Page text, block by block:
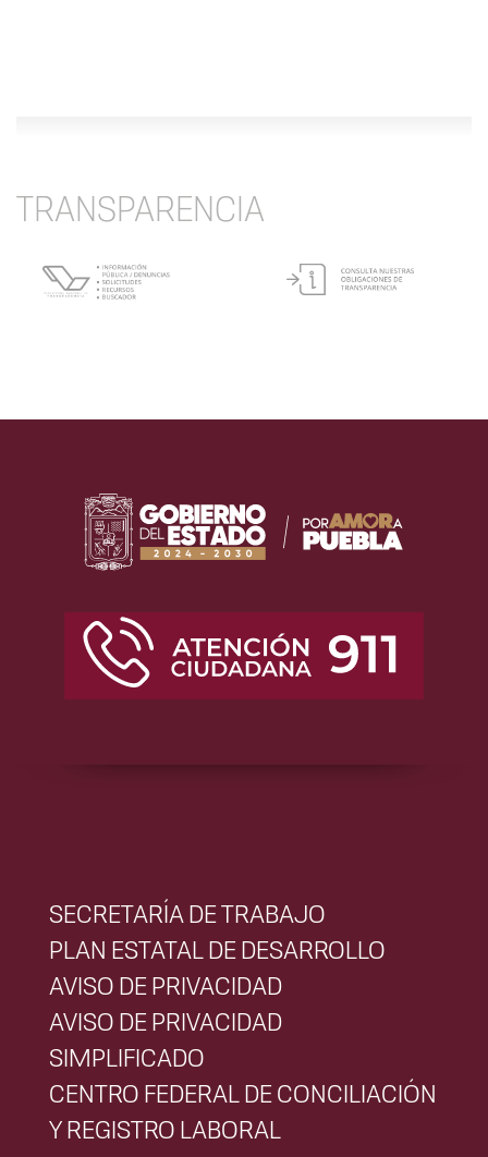
TRANSPARENCIA
SECRETARÍA DE TRABAJO
PLAN ESTATAL DE DESARROLLO
AVISO DE PRIVACIDAD
AVISO DE PRIVACIDAD
SIMPLIFICADO
CENTRO FEDERAL DE CONCILIACIÓN
Y REGISTRO LABORAL